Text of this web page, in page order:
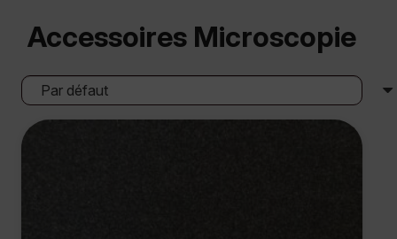
Accessoires Microscopie